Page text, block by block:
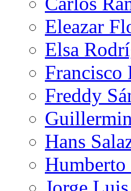
Eleazar
Elsa
Francisco
Freddy
Hans
Humberto